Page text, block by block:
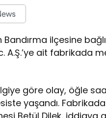
Bandırma ilçesine
A.Ş.’ye ait fabrikada
göre olay, öğle
yaşandı.